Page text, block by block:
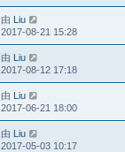
由 Liu
2017-08-21 15:28
由 Liu
2017-08-12 17:18
由 Liu
2017-06-21 18:00
由 Liu
2017-05-03 10:17